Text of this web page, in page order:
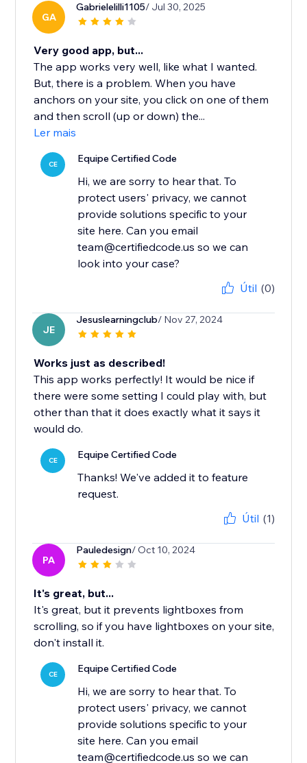
GA
Gabrielelilli1105/ Jul 30, 2025
Very good app, but...
The app works very well, like what I wanted.
But, there is a problem. When you have
anchors on your site, you click on one of them
and then scroll (up or down) the...
Ler mais
CE Equipe Certified Code
Hi, we are sorry to hear that. To
protect users' privacy, we cannot
provide solutions specific to your
site here. Can you email
team@certifiedcode.us so we can
look into your case?
Útil (0)
JE
Jesuslearningclub/ Nov 27, 2024
Works just as described!
This app works perfectly! It would be nice if
there were some setting I could play with, but
other than that it does exactly what it says it
would do.
CE Equipe Certified Code
Thanks! We've added it to feature
request.
Útil (1)
PA
Pauledesign/ Oct 10, 2024
It's great, but...
It's great, but it prevents lightboxes from
scrolling, so if you have lightboxes on your site,
don't install it.
CE Equipe Certified Code
Hi, we are sorry to hear that. To
protect users' privacy, we cannot
provide solutions specific to your
site here. Can you email
team@certifiedcode.us so we can